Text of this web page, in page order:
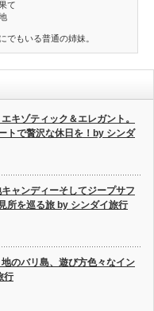
て
でもいる普通の姉妹。
キゾティック＆エレガント。
トで贅沢な休日を！by シンダ
キャンディーそしてジープサフ
所を巡る旅 by シンダイ旅行
地のバリ島、遊び方色々なイン
行